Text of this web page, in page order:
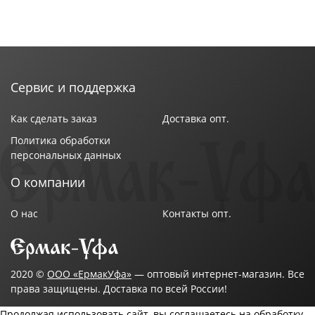
Сервис и поддержка
Как сделать заказ
Политика обработки
персональных данных
Доставка опт.
О компании
О нас Контакты опт.
2020 © ООО «ЕрмакУфа» — оптовый интернет-магазин. Все
права защищены. Доставка по всей России!